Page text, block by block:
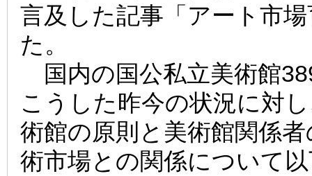
言及した記事「アート市
た。
国内の国公私立美術館
こうした昨今の状況に対
術館の原則と美術館関係
術市場との関係について